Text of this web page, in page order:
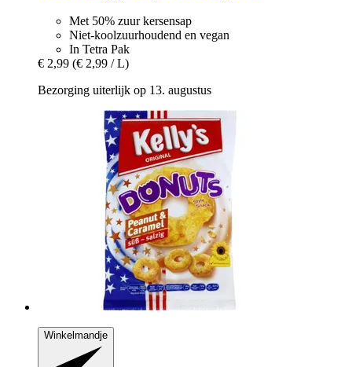
Met 50% zuur kersensap
Niet-koolzuurhoudend en vegan
In Tetra Pak
€ 2,99 (€ 2,99 / L)
Bezorging uiterlijk op 13. augustus
Winkelmandje